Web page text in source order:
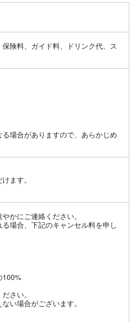
険料、ガイド料、ドリンク代、ス
場合がありますので、あらかじめ
ます。
かにご連絡ください。
場合、下記のキャンセル料を申し
100%
さい。
い場合がございます。